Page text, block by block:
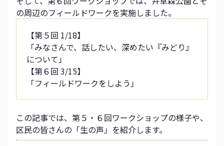
の周辺のフィールドワークを実施しました。
【第５回 1/18】
「みなさんで、話したい、深めたい『みどり』
について」
【第６回 3/15】
「フィールドワークをしよう」
この記事では、第５・６回ワークショップの様子や、
区民の皆さんの「生の声」を紹介します。